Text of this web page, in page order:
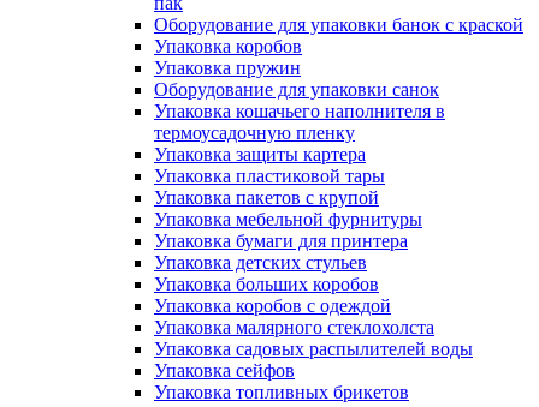
Оборудование для упаковки банок с краской
Упаковка коробов
Упаковка пружин
Оборудование для упаковки санок
Упаковка кошачьего наполнителя в
термоусадочную пленку
Упаковка защиты картера
Упаковка пластиковой тары
Упаковка пакетов с крупой
Упаковка мебельной фурнитуры
Упаковка бумаги для принтера
Упаковка детских стульев
Упаковка больших коробов
Упаковка коробов с одеждой
Упаковка малярного стеклохолста
Упаковка садовых распылителей воды
Упаковка сейфов
Упаковка топливных брикетов